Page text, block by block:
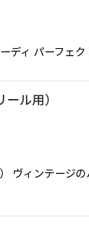
ディ パーフ
ル用）
ヴィンテー